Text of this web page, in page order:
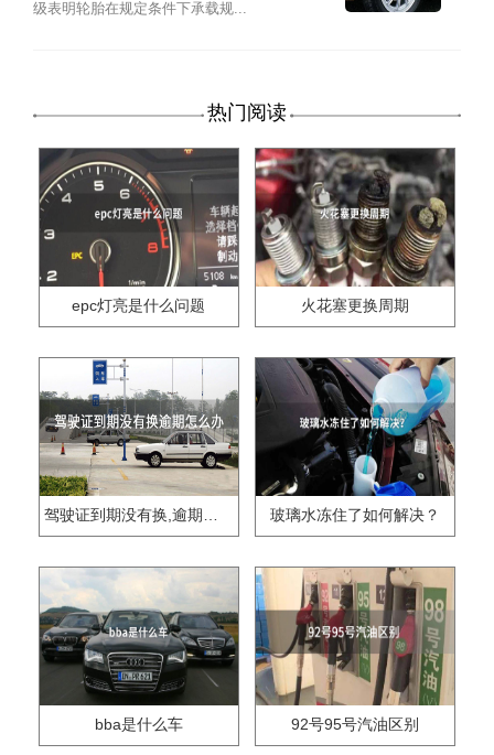
级表明轮胎在规定条件下承载规...
热门阅读
epc灯亮是什么问题 火花塞更换周期
驾驶证到期没有换,逾期怎么办?? 玻璃水冻住了如何解决？
bba是什么车 92号95号汽油区别